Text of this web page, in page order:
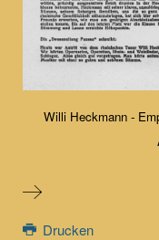
Willi Heckmann -
Drucken